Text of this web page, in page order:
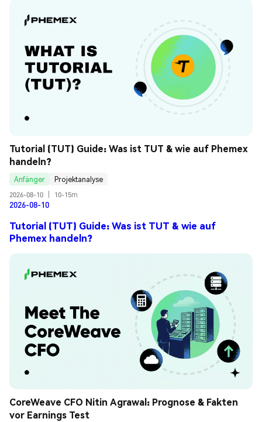
Tutorial (TUT) Guide: Was ist TUT & wie auf Phemex
handeln?
Anfänger
Projektanalyse
2026-08-10
10-15m
2026-08-10
Tutorial (TUT) Guide: Was ist TUT & wie auf
Phemex handeln?
CoreWeave CFO Nitin Agrawal: Prognose & Fakten
vor Earnings Test